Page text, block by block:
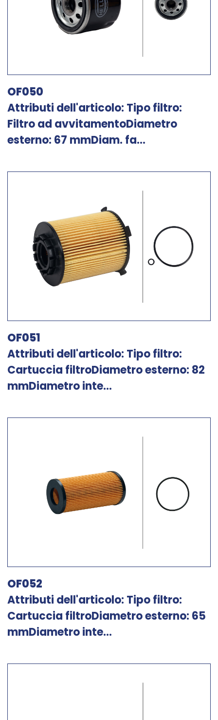
OF050
Attributi dell'articolo: Tipo filtro:
Filtro ad avvitamentoDiametro
esterno: 67 mmDiam. fa...
OF051
Attributi dell'articolo: Tipo filtro:
Cartuccia filtroDiametro esterno: 82
mmDiametro inte...
OF052
Attributi dell'articolo: Tipo filtro:
Cartuccia filtroDiametro esterno: 65
mmDiametro inte...